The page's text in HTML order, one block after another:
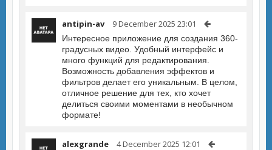
antipin-av 9 December 2025 23:01
Интересное приложение для создания 360-
градусных видео. Удобный интерфейс и
много функций для редактирования.
Возможность добавления эффектов и
фильтров делает его уникальным. В целом,
отличное решение для тех, кто хочет
делиться своими моментами в необычном
формате!
alexgrande 4 December 2025 12:01